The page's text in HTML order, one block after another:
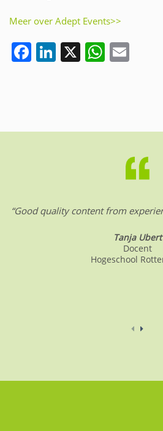
Meer over Adept Events>>
F
b
Li
dI
X W
A
“Good quality content from
Tanja Ubert
Docent
Hogeschool